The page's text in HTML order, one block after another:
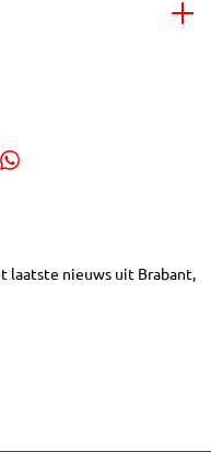
laatste nieuws uit Brabant,